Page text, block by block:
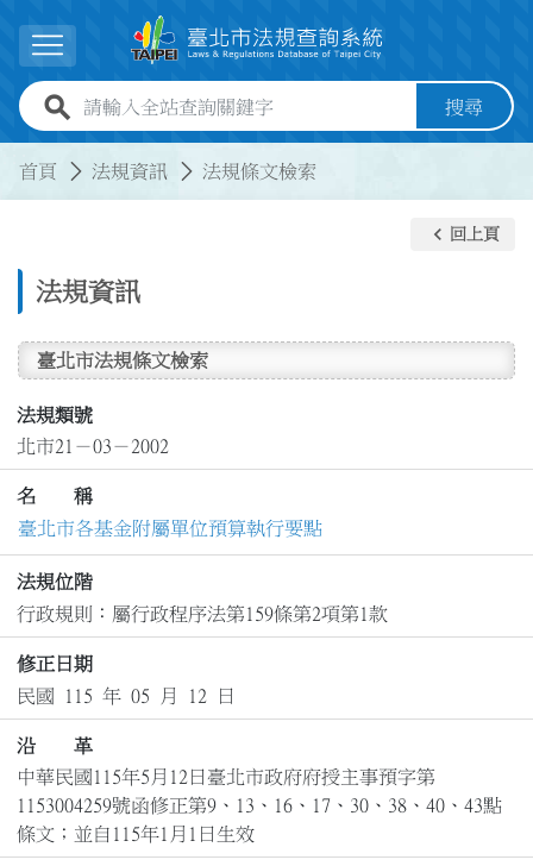
展開選單
全站查詢關鍵字欄位 搜尋
首頁 法規資訊 法規條文檢索
法規資訊
keyboard_arrow_left 回上頁
臺北市法規條文檢索
法規類號
北市21－03－2002
名 稱
臺北市各基金附屬單位預算執行要點
法規位階
行政規則：屬行政程序法第159條第2項第1款
修正日期
民國 115 年 05 月 12 日
沿 革
中華民國115年5月12日臺北市政府府授主事預字第
1153004259號函修正第9、13、16、17、30、38、40、43點
條文；並自115年1月1日生效